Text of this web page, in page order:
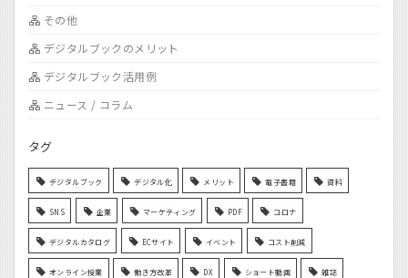
その他
デジタルブックのメリット
デジタルブック活用例
ニュース / コラム
タグ
デジタルブック デジタル化 メリット 電子書籍 資料
SNS 企業 マーケティング PDF コロナ
デジタルカタログ ECサイト イベント コスト削減
オンライン授業 働き方改革 DX ショート動画 雑誌